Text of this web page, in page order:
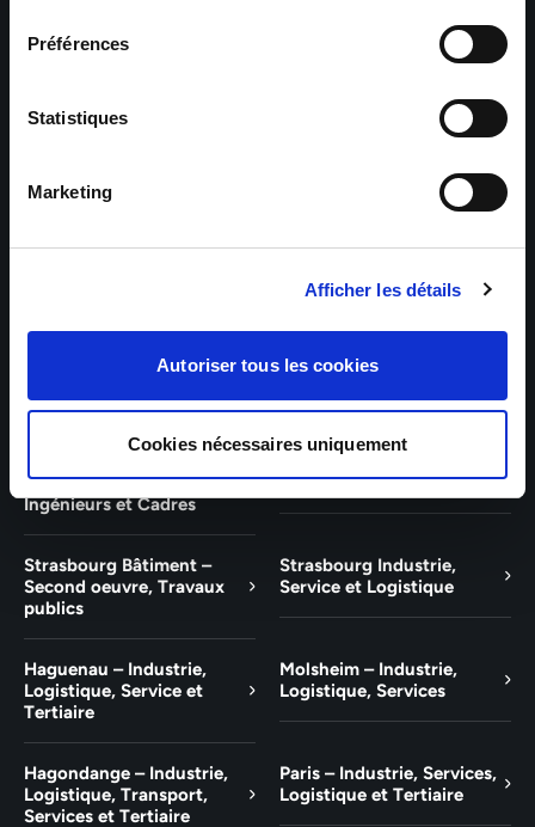
Préférences
Statistiques
Marketing
Afficher les détails
Autoriser tous les cookies
Cookies nécessaires uniquement
Maxiplan
Mulhouse – Industrie,
Logistique, Transport et
Bâtiment et Tertiaire
Logistique, Bâtiment et
Guebwiller – Industrie,
Experts Paris – Tertiaire,
Cadres
Experts Strasbourg –
Illkirch-Graffenstaden
Experts Saint-Louis –
Tertiaire, Techniciens,
Ingénieurs et Cadres
Tertiaire, Techniciens,
Ingénieurs et Cadres
Saint-Louis – Industrie,
Logistique, Service
Strasbourg Bâtiment –
Second oeuvre, Travaux
publics
Strasbourg Industrie,
Service et Logistique
Haguenau – Industrie,
Logistique, Service et
Tertiaire
Molsheim – Industrie,
Logistique, Services
Hagondange – Industrie,
Logistique, Transport,
Services et Tertiaire
Paris – Industrie, Services,
Logistique et Tertiaire